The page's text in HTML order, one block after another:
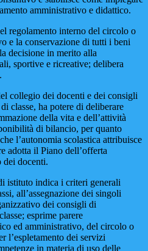
amministrativo e didattico.
regolamento interno del circolo o
e la conservazione di tutti i beni
decisione in merito alla
sportive e ricreative; delibera
collegio dei docenti e dei consigli
classe, ha potere di deliberare
della vita e dell’attività
di bilancio, per quanto
l’autonomia scolastica attribuisce
adotta il Piano dell’offerta
dei docenti.
istituto indica i criteri generali
all’assegnazione dei singoli
dei consigli di
esprime parere
ed amministrativo, del circolo o
l’espletamento dei servizi
in materia di uso delle